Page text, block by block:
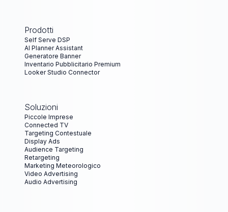
Prodotti
Self Serve DSP
AI Planner Assistant
Generatore Banner
Inventario Pubblicitario Premium
Looker Studio Connector
Soluzioni
Piccole Imprese
Connected TV
Targeting Contestuale
Display Ads
Audience Targeting
Retargeting
Marketing Meteorologico
Video Advertising
Audio Advertising